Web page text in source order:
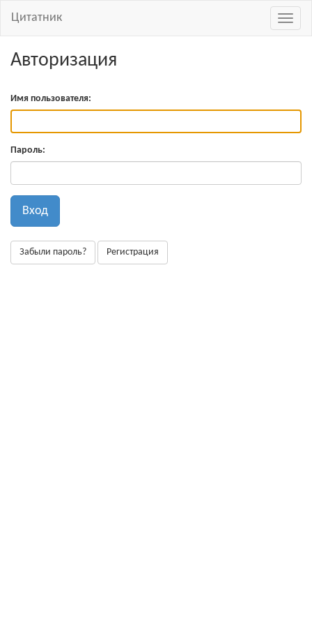
Цитатник
Авторизация
Имя пользователя:
Пароль:
Вход
Забыли пароль? Регистрация